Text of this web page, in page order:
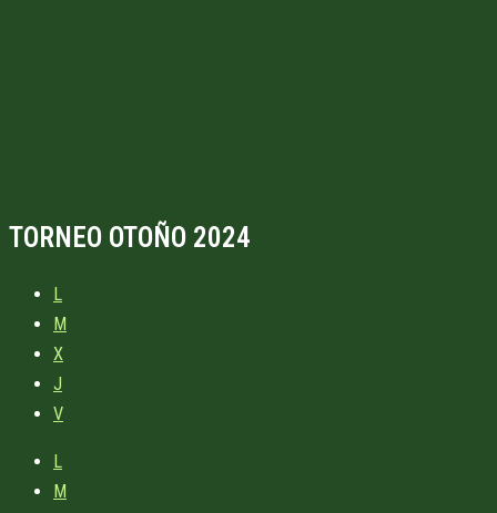
TORNEO OTOÑO 2024
L
M
X
J
V
L
M